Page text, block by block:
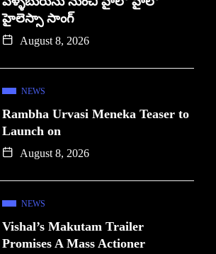
హైలెస్సా సాంగ్
August 8, 2026
NEWS
Rambha Urvasi Meneka Teaser to
Launch on
August 8, 2026
NEWS
Vishal’s Makutam Trailer
Promises A Mass Actioner